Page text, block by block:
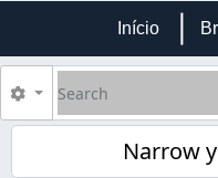
Início
Search
Search options
Narrow